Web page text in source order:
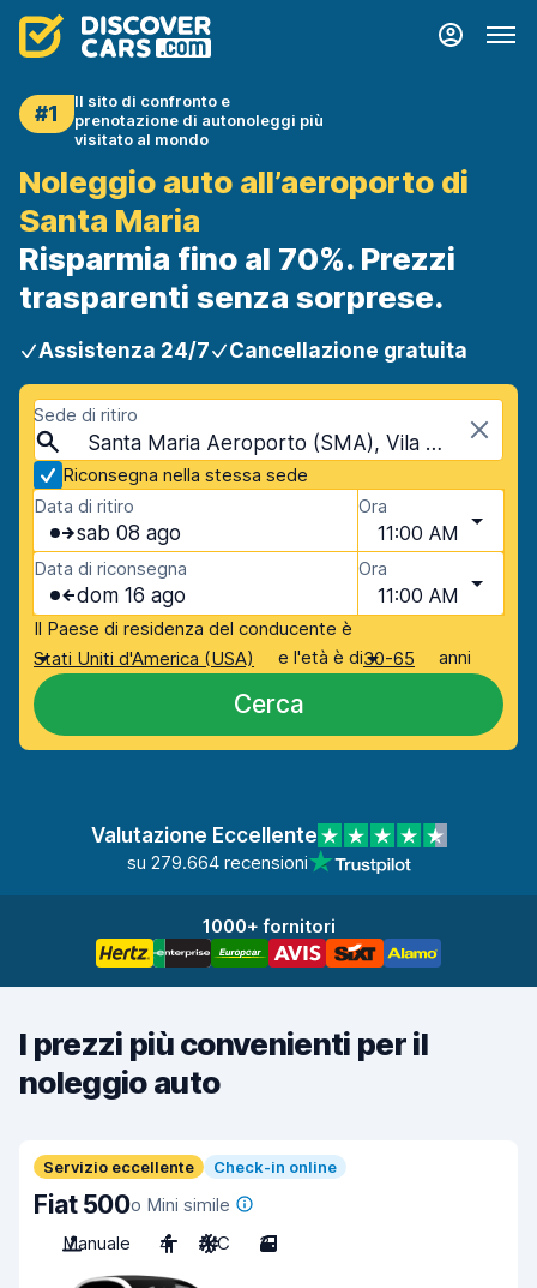
#1
Il sito di confronto e
prenotazione di autonoleggi più
visitato al mondo
Noleggio auto all’aeroporto di
Santa Maria
Risparmia fino al 70%. Prezzi
trasparenti senza sorprese.
Assistenza 24/7 Cancellazione gratuita
Sede di ritiro
Santa Maria Aeroporto (SMA), Vila do Porto, Portogallo - Isole Azzorre
Riconsegna nella stessa sede
Data di ritiro
sab 08 ago
Ora
11:00 AM
Data di riconsegna
dom 16 ago
Ora
11:00 AM
Il Paese di residenza del conducente è
Stati Uniti d'America (USA)
e l'età è di30-65 anni
Cerca
Valutazione Eccellente
su 279.664 recensioni
1000+ fornitori
I prezzi più convenienti per il
noleggio auto
Servizio eccellente Check-in online
Fiat 500o Mini simile
Manuale
4 A/C 3